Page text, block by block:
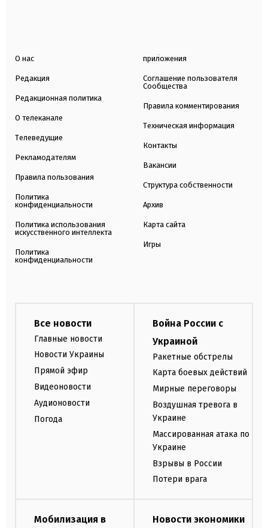
О нас
Редакция
Редакционная политика
О телеканале
Телеведущие
Рекламодателям
Правила пользования
Политика
конфиденциальности
Политика использования
искусственного интеллекта
Политика
конфиденциальности
приложения
Соглашение пользователя
Сообщества
Правила комментирования
Техническая информация
Контакты
Вакансии
Структура собственности
Архив
Карта сайта
Игры
Все новости
Главные новости
Новости Украины
Прямой эфир
Видеоновости
Аудионовости
Погода
Война России с
Украиной
Ракетные обстрелы
Карта боевых действий
Мирные переговоры
Воздушная тревога в
Украине
Массированная атака по
Украине
Взрывы в России
Потери врага
Мобилизация в
Новости экономики